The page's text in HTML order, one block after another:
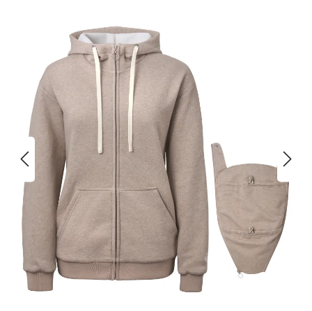
Bildergalerie überspringen